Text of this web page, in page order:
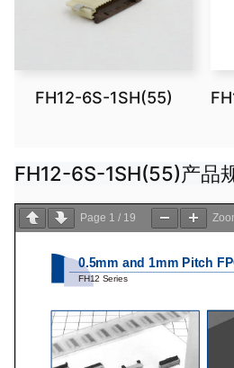
FH12-6S-1SH(55)
FH12-6S-1SH(55)产品
Page 1 / 19